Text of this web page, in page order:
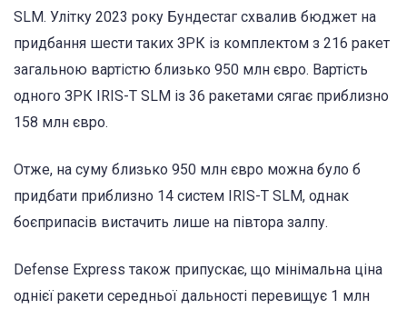
SLM. Улітку 2023 року Бундестаг схвалив бюджет на
придбання шести таких ЗРК із комплектом з 216 ракет
загальною вартістю близько 950 млн євро. Вартість
одного ЗРК IRIS-T SLM із 36 ракетами сягає приблизно
158 млн євро.
Отже, на суму близько 950 млн євро можна було б
придбати приблизно 14 систем IRIS-T SLM, однак
боєприпасів вистачить лише на півтора залпу.
Defense Express також припускає, що мінімальна ціна
однієї ракети середньої дальності перевищує 1 млн